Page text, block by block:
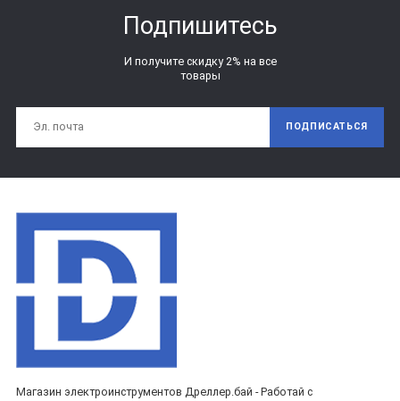
Подпишитесь
И получите скидку 2% на все
товары
ПОДПИСАТЬСЯ
Магазин электроинструментов Дреллер.бай - Работай с